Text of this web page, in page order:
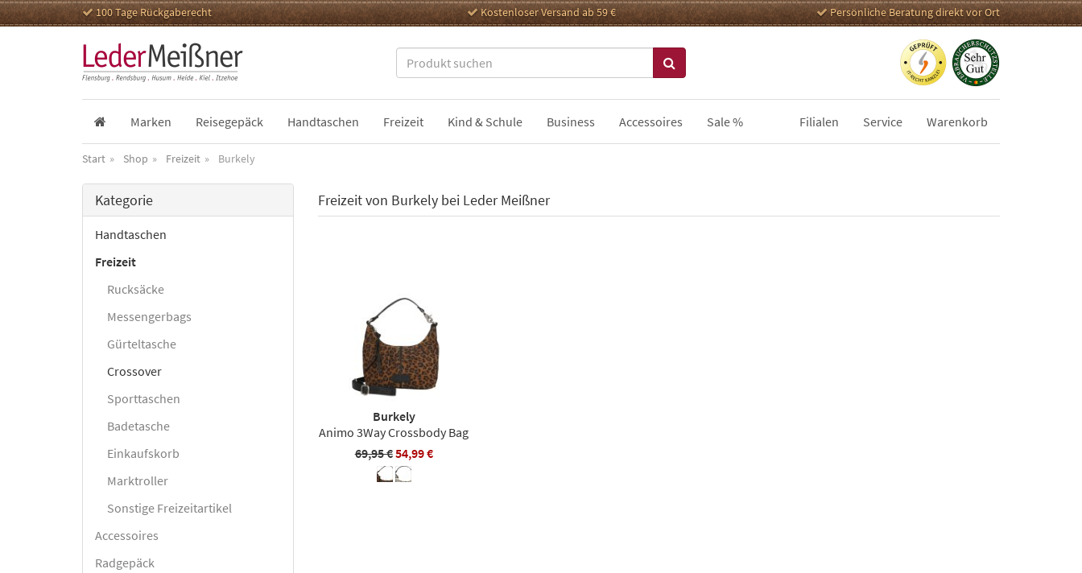
100 Tage Rückgaberecht Kostenloser Versand ab 59 € Persönliche Beratung direkt vor Ort
Marken Reisegepäck Handtaschen Freizeit Kind & Schule Business Accessoires Sale % Filialen Service Warenkorb
Start Shop Freizeit Burkely
Kategorie
Handtaschen
Freizeit
Rucksäcke
Messengerbags
Gürteltasche
Crossover
Sporttaschen
Badetasche
Einkaufskorb
Marktroller
Sonstige Freizeitartikel
Accessoires
Radgepäck
Freizeit von Burkely bei Leder Meißner
Burkely
Animo 3Way Crossbody Bag
69,95 €54,99 €